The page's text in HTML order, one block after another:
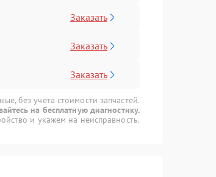
Заказать
Заказать
Заказать
без учета стоимости запчастей.
на бесплатную диагностику.
и укажем на неисправность.